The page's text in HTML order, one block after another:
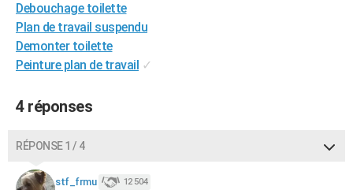
Debouchage toilette
Plan de travail suspendu
Demonter toilette
Peinture plan de travail ✓
4 réponses
RÉPONSE 1 / 4
stf_frmu 12 504